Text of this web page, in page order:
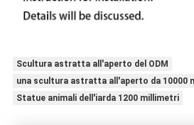
Scultura astratta all'aperto del ODM
una scultura astratta all'aperto da 10000
Statue animali dell'iarda 1200 millimetri